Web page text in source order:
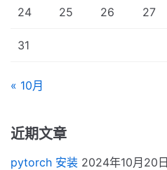
24 25 26 27
31
« 10月
近期文章
pytorch 安装 2024年10月20日